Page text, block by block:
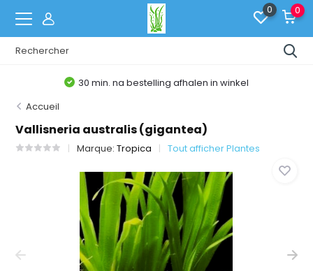
0 0
30 min. na bestelling afhalen in winkel
Accueil
Vallisneria australis (gigantea)
Marque:Tropica Tout afficher Plantes